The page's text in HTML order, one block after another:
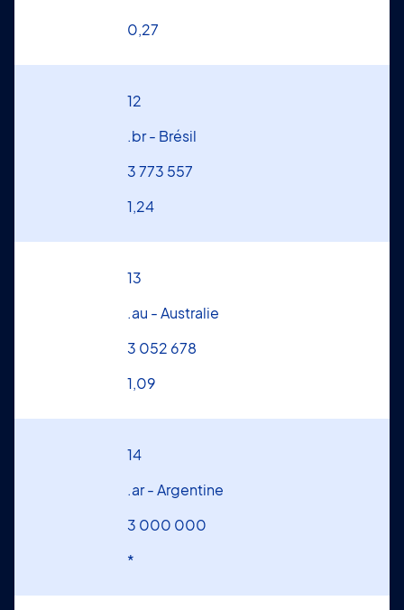
0,27
12
.br - Brésil
3 773 557
1,24
13
.au - Australie
3 052 678
1,09
14
.ar - Argentine
3 000 000
*